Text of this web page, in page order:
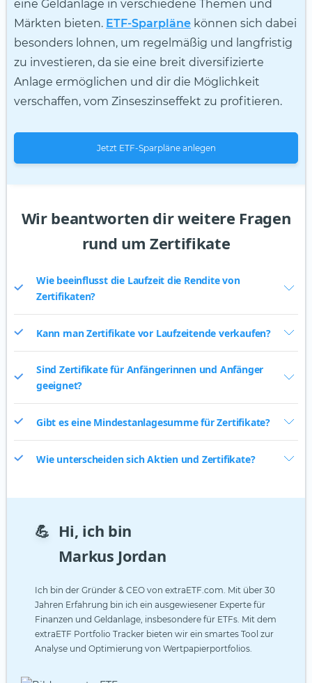
eine Geldanlage in verschiedene Themen und
Märkten bieten. ETF-Sparpläne können sich dabei
besonders lohnen, um regelmäßig und langfristig
zu investieren, da sie eine breit diversifizierte
Anlage ermöglichen und dir die Möglichkeit
verschaffen, vom Zinseszinseffekt zu profitieren.
Jetzt ETF-Sparpläne anlegen
Wir beantworten dir weitere Fragen
rund um Zertifikate
Wie beeinflusst die Laufzeit die Rendite von
Zertifikaten?
Kann man Zertifikate vor Laufzeitende verkaufen?
Sind Zertifikate für Anfängerinnen und Anfänger
geeignet?
Gibt es eine Mindestanlagesumme für Zertifikate?
Wie unterscheiden sich Aktien und Zertifikate?
💪 Hi, ich bin
Markus Jordan
Ich bin der Gründer & CEO von extraETF.com. Mit über 30
Jahren Erfahrung bin ich ein ausgewiesener Experte für
Finanzen und Geldanlage, insbesondere für ETFs. Mit dem
extraETF Portfolio Tracker bieten wir ein smartes Tool zur
Analyse und Optimierung von Wertpapierportfolios.